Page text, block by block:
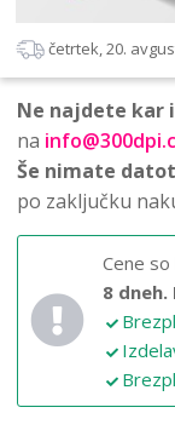
četrtek, 20.
Ne najdete kar
na
Še nimate
po zaključku
Cene so
8 dneh.